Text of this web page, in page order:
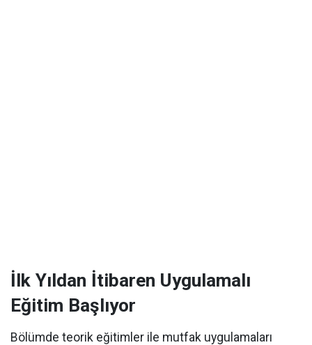
İlk Yıldan İtibaren Uygulamalı
Eğitim Başlıyor
Bölümde teorik eğitimler ile mutfak uygulamaları